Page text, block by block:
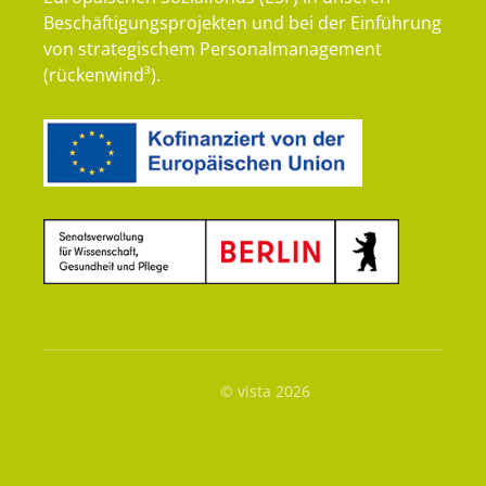
Beschäftigungsprojekten und bei der Einführung
von strategischem Personalmanagement
(rückenwind³).
© vista 2026